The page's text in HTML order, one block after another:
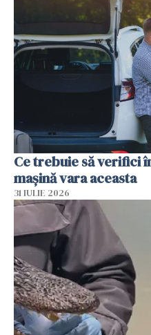
Ce trebuie să verifici
mașină vara aceasta
31 IULIE 2026